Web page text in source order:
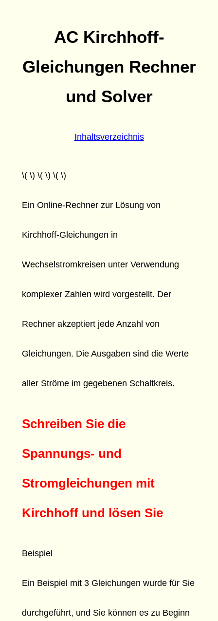
AC Kirchhoff-
Gleichungen Rechner
und Solver
Inhaltsverzeichnis
\( \) \( \) \( \)
Ein Online-Rechner zur Lösung von
Kirchhoff-Gleichungen in
Wechselstromkreisen unter Verwendung
komplexer Zahlen wird vorgestellt. Der
Rechner akzeptiert jede Anzahl von
Gleichungen. Die Ausgaben sind die Werte
aller Ströme im gegebenen Schaltkreis.
Schreiben Sie die
Spannungs- und
Stromgleichungen mit
Kirchhoff und lösen Sie
Beispiel
Ein Beispiel mit 3 Gleichungen wurde für Sie
durchgeführt, und Sie können es zu Beginn